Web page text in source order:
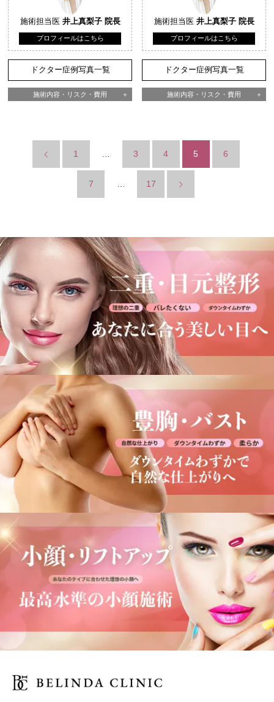
施術担当医 井上真梨子 院長
プロフィールはこちら
ドクター症例写真一覧
施術内容・リスク・費用
施術担当医 井上真梨子 院長
プロフィールはこちら
ドクター症例写真一覧
施術内容・リスク・費用
1 3 4 5 6
7 17